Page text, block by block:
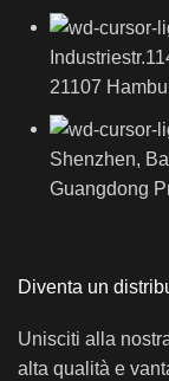
21107
Shenzhen,
Guangdong
Diventa un
Unisciti alla
alta qualità e